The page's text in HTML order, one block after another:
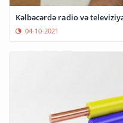
Kəlbəcərdə radio və
04-10-2021